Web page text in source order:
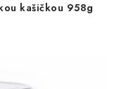
kašičkou 958g